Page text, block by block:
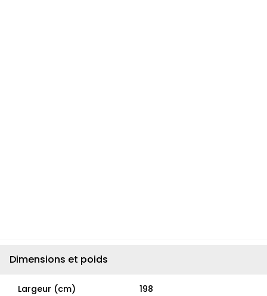
Dimensions et poids
Largeur (cm) 198